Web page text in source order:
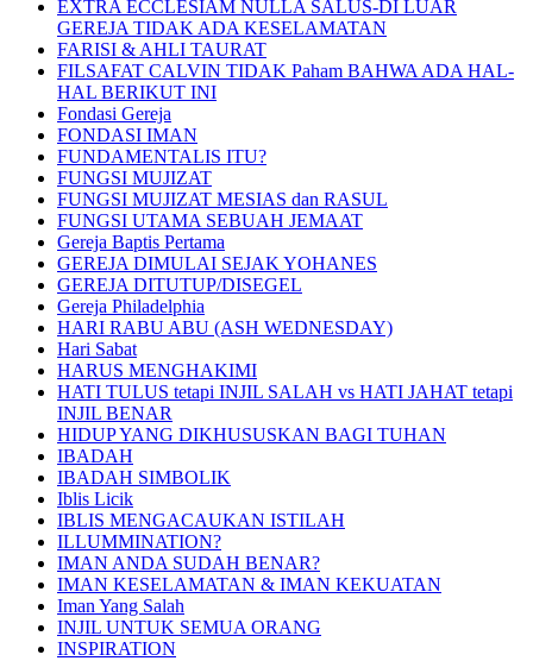
EXTRA ECCLESIAM NULLA SALUS-DI LUAR
GEREJA TIDAK ADA KESELAMATAN
FARISI & AHLI TAURAT
FILSAFAT CALVIN TIDAK Paham BAHWA ADA HAL-
HAL BERIKUT INI
Fondasi Gereja
FONDASI IMAN
FUNDAMENTALIS ITU?
FUNGSI MUJIZAT
FUNGSI MUJIZAT MESIAS dan RASUL
FUNGSI UTAMA SEBUAH JEMAAT
Gereja Baptis Pertama
GEREJA DIMULAI SEJAK YOHANES
GEREJA DITUTUP/DISEGEL
Gereja Philadelphia
HARI RABU ABU (ASH WEDNESDAY)
Hari Sabat
HARUS MENGHAKIMI
HATI TULUS tetapi INJIL SALAH vs HATI JAHAT tetapi
INJIL BENAR
HIDUP YANG DIKHUSUSKAN BAGI TUHAN
IBADAH
IBADAH SIMBOLIK
Iblis Licik
IBLIS MENGACAUKAN ISTILAH
ILLUMMINATION?
IMAN ANDA SUDAH BENAR?
IMAN KESELAMATAN & IMAN KEKUATAN
Iman Yang Salah
INJIL UNTUK SEMUA ORANG
INSPIRATION